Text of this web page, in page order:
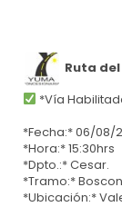
Ruta
*Vía
*Fecha:* 06/08/
*Hora:* 15:30hrs
*Dpto.:* Cesar.
*Tramo:*
*Ubicación:*